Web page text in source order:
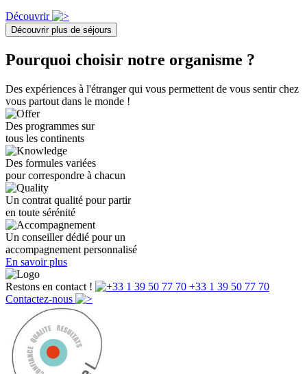
Découvrir
Découvrir plus de séjours
Pourquoi choisir notre organisme ?
Des expériences à l'étranger qui vous permettent de vous sentir chez
vous partout dans le monde !
Des programmes sur
tous les continents
Des formules variées
pour correspondre à chacun
Un contrat qualité pour partir
en toute sérénité
Un conseiller dédié pour un
accompagnement personnalisé
En savoir plus
Restons en contact !
+33 1 39 50 77 70
Contactez-nous